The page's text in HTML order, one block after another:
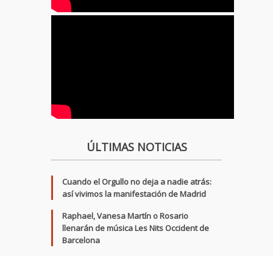
ÚLTIMAS NOTICIAS
Cuando el Orgullo no deja a nadie atrás:
así vivimos la manifestación de Madrid
Raphael, Vanesa Martín o Rosario
llenarán de música Les Nits Occident de
Barcelona